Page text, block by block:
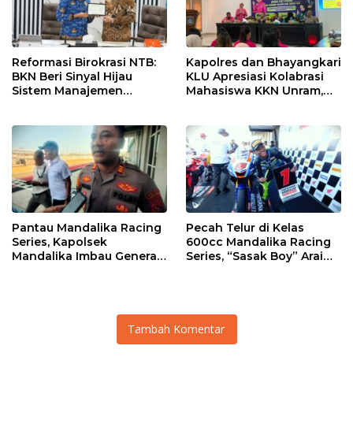
Reformasi Birokrasi NTB:
BKN Beri Sinyal Hijau
Sistem Manajemen
Kapolres dan Bhayangkari
KLU Apresiasi Kolabrasi
Mahasiswa KKN Unram,
Pantau Mandalika Racing
Series, Kapolsek
Mandalika Imbau Generasi
Pecah Telur di Kelas
600cc Mandalika Racing
Series, “Sasak Boy” Arai
Tambah Komentar